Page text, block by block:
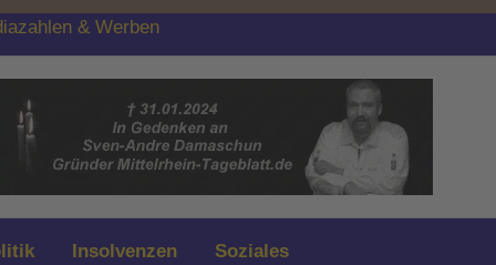
& Werben
Insolvenzen Soziales